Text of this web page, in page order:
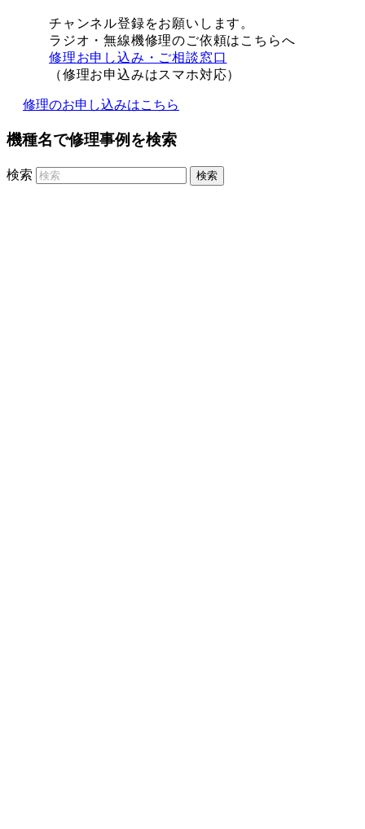
チャンネル登録をお願いします。
ラジオ・無線機修理のご依頼はこちらへ
修理お申し込み・ご相談窓口
（修理お申込みはスマホ対応）
修理のお申し込みはこちら
機種名で修理事例を検索
検索